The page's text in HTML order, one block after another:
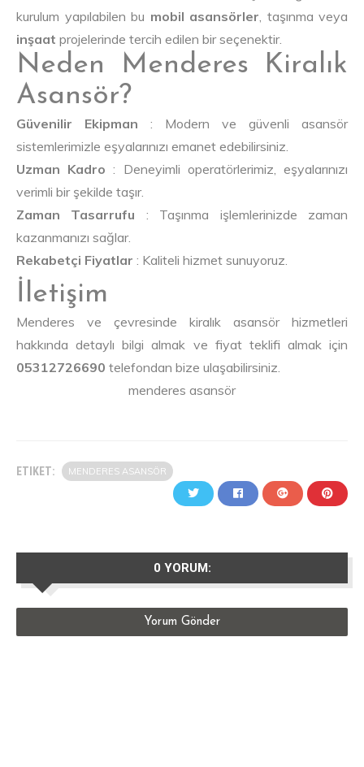
kurulum yapılabilen bu mobil asansörler, taşınma veya
inşaat projelerinde tercih edilen bir seçenektir.
Neden Menderes Kiralık
Asansör?
Güvenilir Ekipman : Modern ve güvenli asansör
sistemlerimizle eşyalarınızı emanet edebilirsiniz.
Uzman Kadro : Deneyimli operatörlerimiz, eşyalarınızı
verimli bir şekilde taşır.
Zaman Tasarrufu : Taşınma işlemlerinizde zaman
kazanmanızı sağlar.
Rekabetçi Fiyatlar : Kaliteli hizmet sunuyoruz.
İletişim
Menderes ve çevresinde kiralık asansör hizmetleri
hakkında detaylı bilgi almak ve fiyat teklifi almak için
05312726690 telefondan bize ulaşabilirsiniz.
menderes asansör
ETIKET: MENDERES ASANSÖR
0 YORUM:
Yorum Gönder